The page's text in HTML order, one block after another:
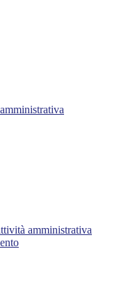
amministrativa